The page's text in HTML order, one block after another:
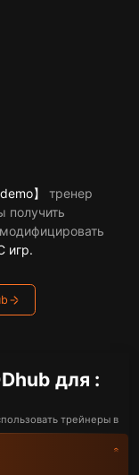
】
тренер
получить
игр.
для :
трейнеры в